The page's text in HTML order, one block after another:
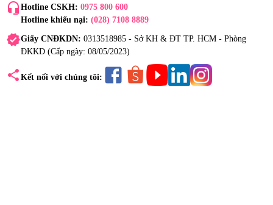
headset_mic Hotline CSKH: 0975 800 600
Hotline khiếu nại: (028) 7108 8889
verifiedGiấy CNĐKDN: 0313518985 - Sở KH & ĐT TP. HCM - Phòng
ĐKKD (Cấp ngày: 08/05/2023)
share Kết nối với chúng tôi: